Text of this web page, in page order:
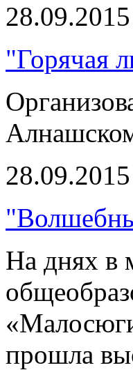
28.09.2015
"Горячая
28.09.2015
На днях в
прошла